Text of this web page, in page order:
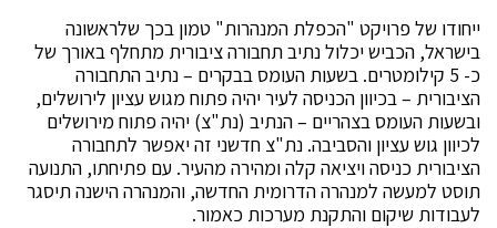
ייחודו של פרויקט "הכפלת המנהרות" טמון בכך שלראשונה
בישראל, הכביש יכלול נתיב תחבורה ציבורית מתחלף באורך של
כ- 5 קילומטרים. בשעות העומס בבקרים – נתיב התחבורה
הציבורית – בכיוון הכניסה לעיר יהיה פתוח מגוש עציון לירושלים,
ובשעות העומס בצהריים – הנתיב (נת"צ) יהיה פתוח מירושלים
לכיוון גוש עציון והסביבה. נת"צ חדשני זה יאפשר לתחבורה
הציבורית כניסה ויציאה קלה ומהירה מהעיר. עם פתיחתו, התנועה
תוסט למעשה למנהרה הדרומית החדשה, והמנהרה הישנה תיסגר
לעבודות שיקום והתקנת מערכות כאמור.